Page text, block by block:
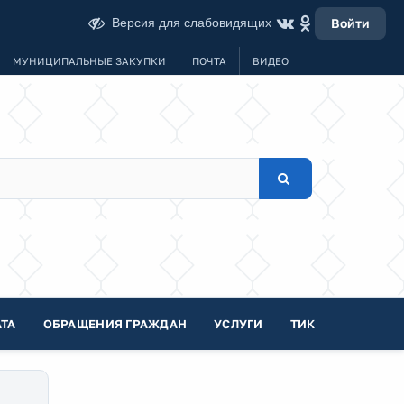
Версия для слабовидящих Войти
МУНИЦИПАЛЬНЫЕ ЗАКУПКИ ПОЧТА ВИДЕО
ОБРАЩЕНИЯ ГРАЖДАН УСЛУГИ ТИК